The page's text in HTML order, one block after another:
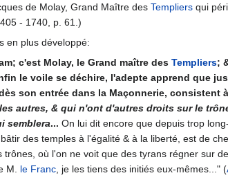
de Molay, Grand Maître desTempliers qui
- 1740, p. 61.)
en plus développé:
c'est Molay, le Grand maître des Templiers;
le voile se déchire, l'adepte apprend que
son entrée dans la Maçonnerie, consistent
autres, & qui n'ont d'autres droits sur le
semblera... On lui dit encore que depuis trop
des temples à l'égalité & à la liberté, est de
où l'on ne voit que des tyrans régner sur
M. le Franc , je les tiens des initiés eux-mêmes..." (